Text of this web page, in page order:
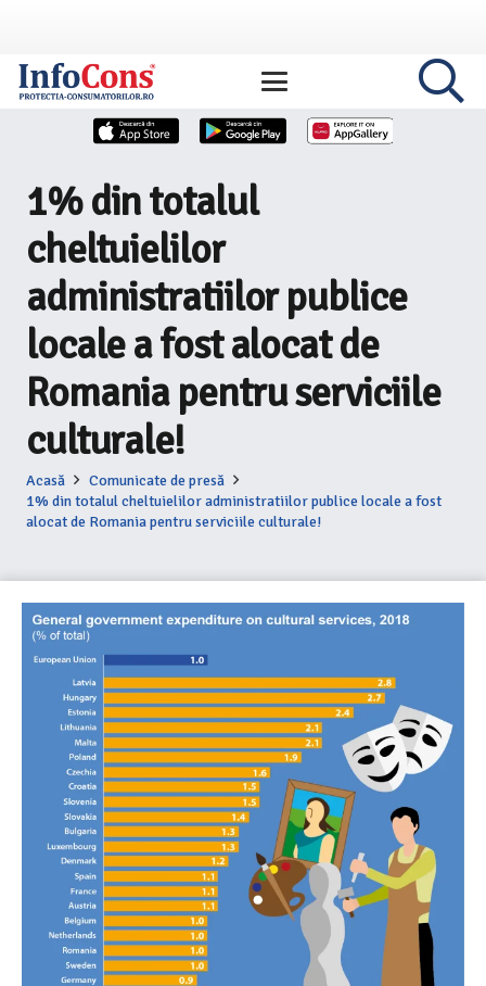
1% din totalul
cheltuielilor
administratiilor publice
locale a fost alocat de
Romania pentru serviciile
culturale!
Acasă
Comunicate de presă
1% din totalul cheltuielilor administratiilor publice locale a fost
alocat de Romania pentru serviciile culturale!